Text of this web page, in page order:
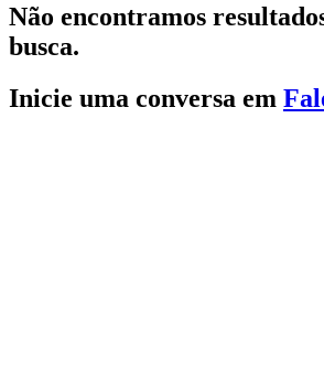
Não encontramos
busca.
Inicie uma conversa em